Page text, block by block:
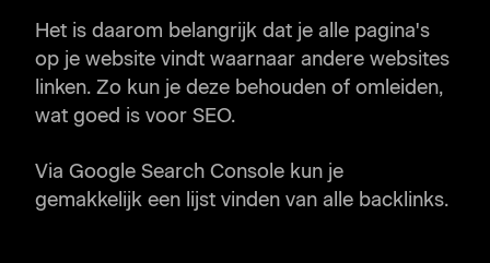
Het is daarom belangrijk dat je alle pagina's
op je website vindt waarnaar andere websites
linken. Zo kun je deze behouden of omleiden,
wat goed is voor SEO.
Via Google Search Console kun je
gemakkelijk een lijst vinden van alle backlinks.